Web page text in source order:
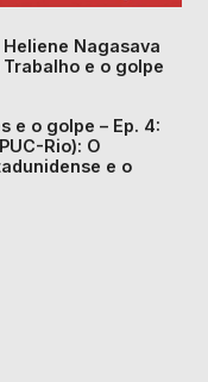
Nagasava
e o golpe
e o golpe – Ep. 4:
Rio): O
e o